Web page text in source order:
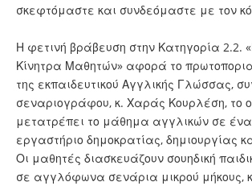
σκεφτόμαστε και συνδεόμαστε με τον
Η φετινή βράβευση στην Κατηγορία 2.2.
Κίνητρα Μαθητών» αφορά το
της εκπαιδευτικού Αγγλικής Γλώσσας,
σεναριογράφου, κ. Χαράς Κουρλέση, το
μετατρέπει το μάθημα αγγλικών σε
εργαστήριο δημοκρατίας, δημιουργίας
Οι μαθητές διασκευάζουν σουηδική
σε αγγλόφωνα σενάρια μικρού μήκους,